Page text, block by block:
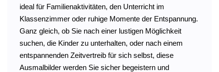
ideal für Familienaktivitäten, den Unterricht im
Klassenzimmer oder ruhige Momente der Entspannung.
Ganz gleich, ob Sie nach einer lustigen Möglichkeit
suchen, die Kinder zu unterhalten, oder nach einem
entspannenden Zeitvertreib für sich selbst, diese
Ausmalbilder werden Sie sicher begeistern und